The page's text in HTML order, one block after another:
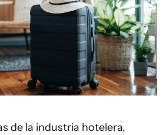
de la industria hotelera,